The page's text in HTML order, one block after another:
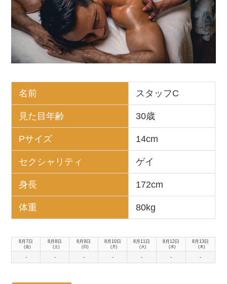
名前 スタッフC
見た目年齢 30歳
Pサイズ 14cm
セクシャリティ ゲイ
身長 172cm
体重 80kg
8月7日
(金)
8月8日
(土)
8月9日
(日)
8月10日
(月)
8月11日
(火)
8月12日
(水)
8月13日
(木)
- - - - - - -